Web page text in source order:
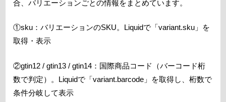
合、バリエーションごとの情報をまとめています。
①sku：バリエーションのSKU。Liquidで「variant.sku」を
取得・表示
②gtin12 / gtin13 / gtin14：国際商品コード（バーコード桁
数で判定）。Liquidで「variant.barcode」を取得し、桁数で
条件分岐して表示